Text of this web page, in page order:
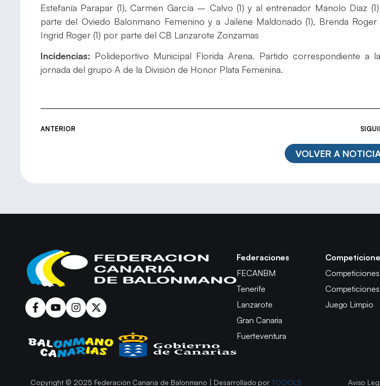
Estefanía Parapar (1), Carmen García – Calvo (1) y al entrenador Manolo Díaz
parte del Oviedo Balonmano Femenino y a Jailene Maldonado (1), Brenda Roger
Ingrid Roger (1) por parte del CB Lanzarote Zonzamas
Incidencias: Polideportivo Municipal Florida Arena. Partido correspondiente a
jornada del grupo A de la División de Honor Plata Femenina.
ANTERIOR
VOLVER A
Federaciones
FECANBM
Tenerife
Lanzarote
Gran Canaria
Fuerteventura
Competiciones
Competiciones
Juego Limpio
Copyright © 2025 Federación Canaria de Balonmano | Desarrollado porTOOOLS Aviso